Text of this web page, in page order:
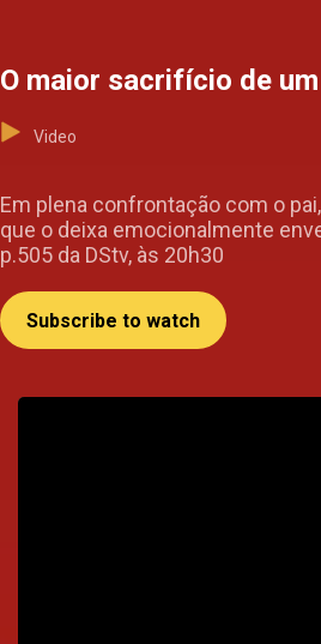
O maior sacrifício de
Video
Em plena confrontação com o
que o deixa emocionalmente
p.505 da DStv, às 20h30
Subscribe to watch